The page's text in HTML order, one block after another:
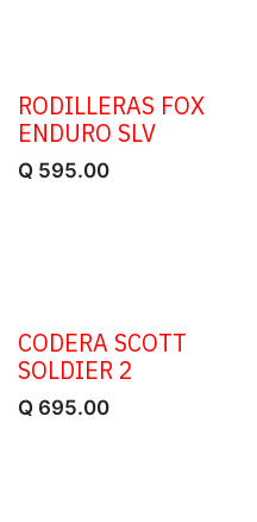
RODILLERAS FOX
ENDURO SLV
Q 595.00
CODERA SCOTT
SOLDIER 2
Q 695.00